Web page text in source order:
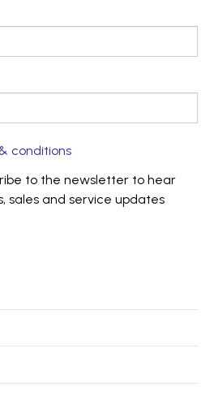
conditions
to the newsletter to hear
sales and service updates